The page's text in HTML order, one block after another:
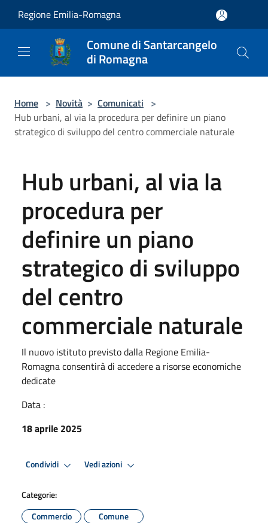
Regione Emilia-Romagna
Comune di Santarcangelo
di Romagna
Home > Novità > Comunicati >
Hub urbani, al via la procedura per definire un piano
strategico di sviluppo del centro commerciale naturale
Hub urbani, al via la
procedura per
definire un piano
strategico di sviluppo
del centro
commerciale naturale
Il nuovo istituto previsto dalla Regione Emilia-
Romagna consentirà di accedere a risorse economiche
dedicate
Data :
18 aprile 2025
Condividi Vedi azioni
Categorie:
Commercio
Comune